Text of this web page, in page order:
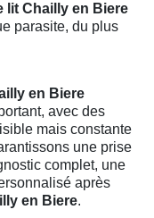
lit Chailly en Biere
parasite, du plus
en Biere
avec des
mais constante
une prise
complet, une
après
en Biere.